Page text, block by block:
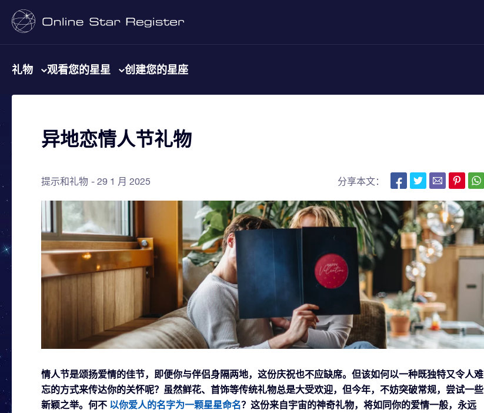
礼物 观看您的星星 创建您的星座
异地恋情人节礼物
提示和礼物 29 1 月 2025 分享本文：
情人节是颂扬爱情的佳节，即便你与伴侣身隔两地，这份庆祝也不应缺席。但该如何以一种既独特又令人难
忘的方式来传达你的关怀呢？虽然鲜花、首饰等传统礼物总是大受欢迎，但今年，不妨突破常规，尝试一些
新颖之举。何不 以你爱人的名字为一颗星星命名？这份来自宇宙的神奇礼物，将如同你的爱情一般，永远